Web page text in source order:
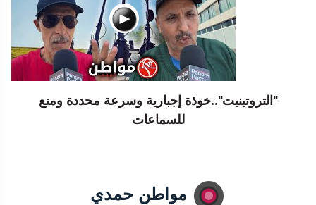
"التروتينيت"..خوذة إجبارية وسرعة محددة ومنع
للسماعات
مواطن حمدي